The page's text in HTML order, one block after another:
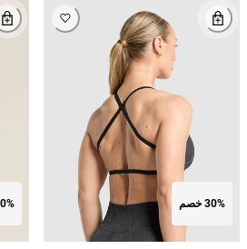
30% خصم 50%